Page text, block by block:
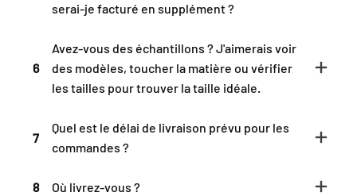
serai-je facturé en supplément ?
6
Avez-vous des échantillons ? J'aimerais voir
des modèles, toucher la matière ou vérifier
les tailles pour trouver la taille idéale.
7
Quel est le délai de livraison prévu pour les
commandes ?
8 Où livrez-vous ?